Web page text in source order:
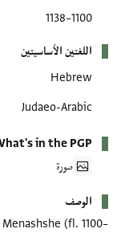
1100–1138
اللغتين الأساسيتين
Hebrew
Judaeo-Arabic
in the PGP
صورة
الوصف
(fl. 1100–